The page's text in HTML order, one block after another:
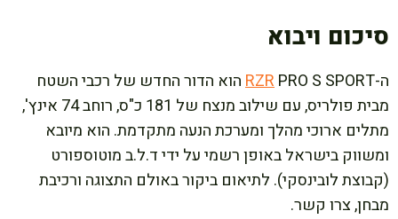
סיכום ויבוא
ה- RZRPRO S SPORT הוא הדור החדש של רכבי השטח
מבית פולריס, עם שילוב מנצח של 181 כ"ס, רוחב 74 אינץ',
מתלים ארוכי מהלך ומערכת הנעה מתקדמת. הוא מיובא
ומשווק בישראל באופן רשמי על ידי ד.ל.ב מוטוספורט
(קבוצת לובינסקי). לתיאום ביקור באולם התצוגה ורכיבת
מבחן, צרו קשר.